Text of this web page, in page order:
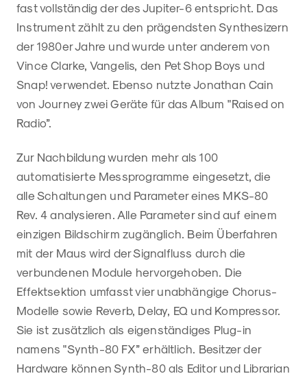
fast vollständig der des Jupiter-6 entspricht. Das
Instrument zählt zu den prägendsten Synthesizern
der 1980er Jahre und wurde unter anderem von
Vince Clarke, Vangelis, den Pet Shop Boys und
Snap! verwendet. Ebenso nutzte Jonathan Cain
von Journey zwei Geräte für das Album "Raised on
Radio”.
Zur Nachbildung wurden mehr als 100
automatisierte Messprogramme eingesetzt, die
alle Schaltungen und Parameter eines MKS-80
Rev. 4 analysieren. Alle Parameter sind auf einem
einzigen Bildschirm zugänglich. Beim Überfahren
mit der Maus wird der Signalfluss durch die
verbundenen Module hervorgehoben. Die
Effektsektion umfasst vier unabhängige Chorus-
Modelle sowie Reverb, Delay, EQ und Kompressor.
Sie ist zusätzlich als eigenständiges Plug-in
namens "Synth-80 FX” erhältlich. Besitzer der
Hardware können Synth-80 als Editor und Librarian